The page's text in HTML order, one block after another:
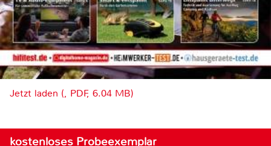
Jetzt laden (, PDF, 6.04 MB)
kostenloses Probeexemplar